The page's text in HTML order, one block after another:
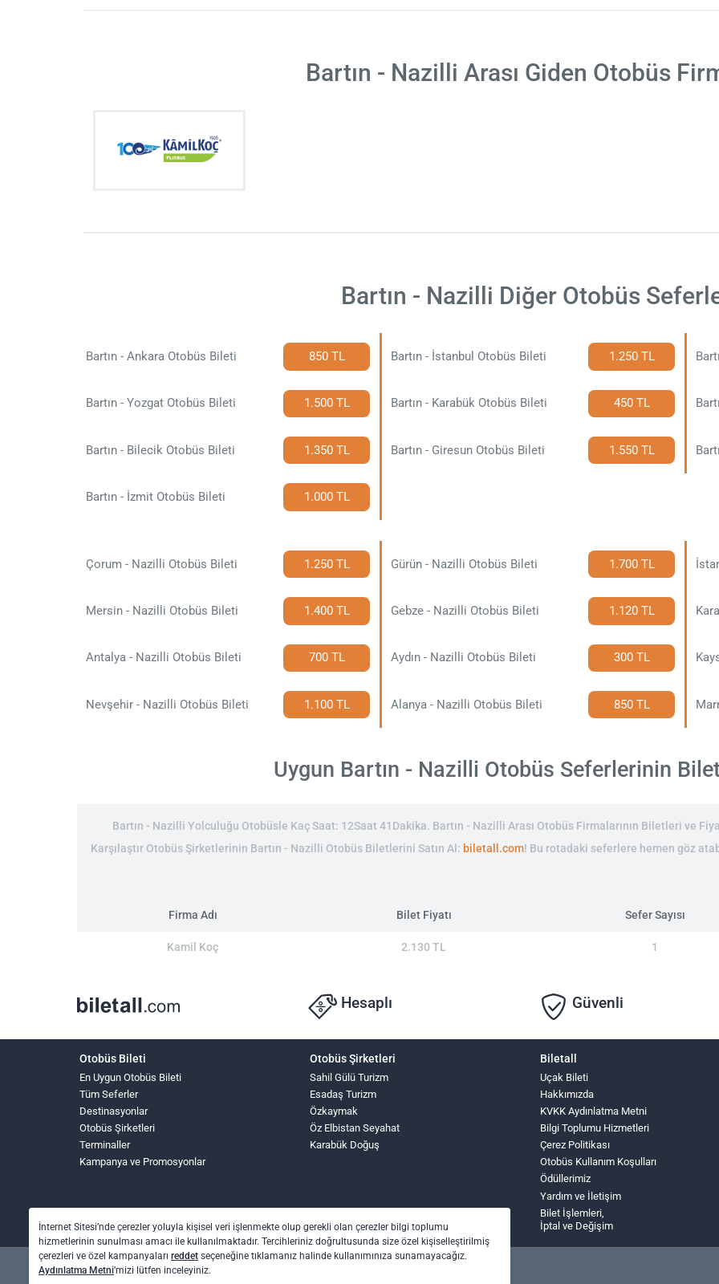
Bartın - Nazilli Arası Giden Otobüs
Bartın - Nazilli Diğer Otobüs
Bartın - Ankara Otobüs Bileti 850 TL Bartın - İstanbul Otobüs Bileti 1.250 TL
Bartın - Yozgat Otobüs Bileti 1.500 TL Bartın - Karabük Otobüs Bileti 450 TL
Bartın - Bilecik Otobüs Bileti 1.350 TL Bartın - Giresun Otobüs Bileti 1.550 TL
Bartın - İzmit Otobüs Bileti 1.000 TL
Çorum - Nazilli Otobüs Bileti 1.250 TL Gürün - Nazilli Otobüs Bileti 1.700 TL
Mersin - Nazilli Otobüs Bileti 1.400 TL Gebze - Nazilli Otobüs Bileti 1.120 TL
Antalya - Nazilli Otobüs Bileti 700 TL Aydın - Nazilli Otobüs Bileti 300 TL
Nevşehir - Nazilli Otobüs Bileti 1.100 TL Alanya - Nazilli Otobüs Bileti 850 TL
Uygun Bartın - Nazilli Otobüs Seferlerinin
Bartın - Nazilli Yolculuğu Otobüsle Kaç Saat: 12Saat 41Dakika. Bartın - Nazilli Arası Otobüs Firmalarının Biletleri ve
Karşılaştır Otobüs Şirketlerinin Bartın - Nazilli Otobüs Biletlerini Satın Al: biletall.com! Bu rotadaki seferlere hemen göz
Firma Adı Bilet Fiyatı Sefer Sayısı
Kamil Koç 2.130 TL 1
Hesaplı Güvenli
Otobüs Bileti
En Uygun Otobüs Bileti
Tüm Seferler
Destinasyonlar
Otobüs Şirketleri
Terminaller
Kampanya ve Promosyonlar
Otobüs Şirketleri
Sahil Gülü Turizm
Esadaş Turizm
Özkaymak
Öz Elbistan Seyahat
Karabük Doğuş
Biletall
Uçak Bileti
Hakkımızda
KVKK Aydınlatma Metni
Bilgi Toplumu Hizmetleri
Çerez Politikası
Otobüs Kullanım Koşulları
Ödüllerimiz
Yardım ve İletişim
Bilet İşlemleri,
İptal ve Değişim
İnternet Sitesi’nde çerezler yoluyla kişisel veri işlenmekte olup gerekli olan çerezler bilgi toplumu
hizmetlerinin sunulması amacı ile kullanılmaktadır. Tercihleriniz doğrultusunda size özel kişiselleştirilmiş
çerezleri ve özel kampanyaları reddet seçeneğine tıklamanız halinde kullanımınıza sunamayacağız.
Aydınlatma Metni’mizi lütfen inceleyiniz.